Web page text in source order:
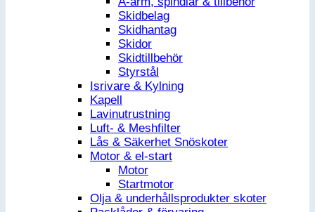
Skidbelag
Skidhantag
Skidor
Skidtillbehör
Styrstål
Isrivare & Kylning
Kapell
Lavinutrustning
Luft- & Meshfilter
Lås & Säkerhet Snöskoter
Motor & el-start
Motor
Startmotor
Olja & underhållsprodukter skoter